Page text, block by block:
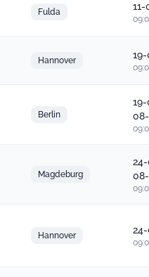
Fulda
Hannover
Berlin
Magdeburg
Hannover